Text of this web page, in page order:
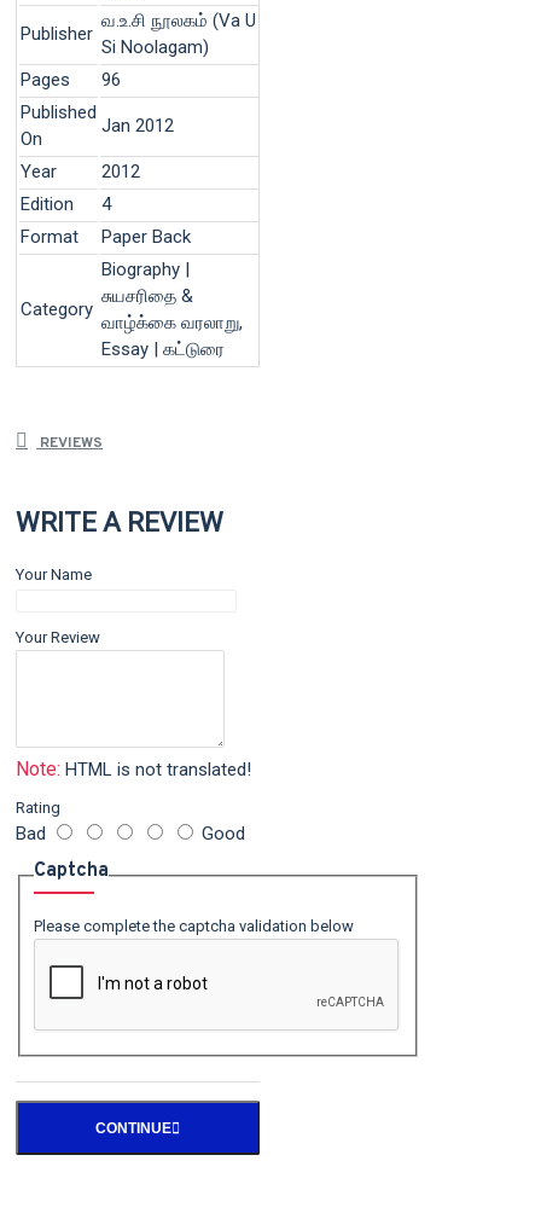
Publisher
வ.உ.சி நூலகம் (Va U
Si Noolagam)
Pages
96
Published
On
Jan 2012
Year
2012
Edition
4
Format
Paper Back
Category
Biography |
சுயசரிதை &
வாழ்க்கை வரலாறு,
Essay | கட்டுரை
REVIEWS
WRITE A REVIEW
Your Name
Your Review
Note: HTML is not translated!
Rating
Bad Good
Captcha
Please complete the captcha validation below
CONTINUE